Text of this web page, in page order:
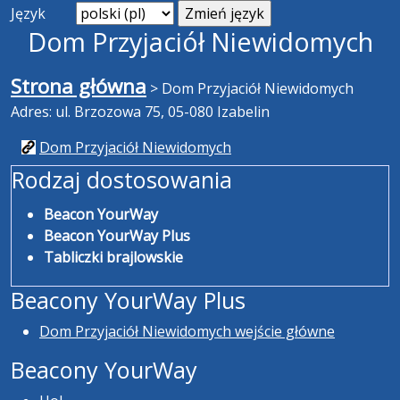
Język
Dom Przyjaciół Niewidomych
Strona główna > Dom Przyjaciół Niewidomych
Adres: ul. Brzozowa 75, 05-080 Izabelin
Dom Przyjaciół Niewidomych
Rodzaj dostosowania
Beacon YourWay
Beacon YourWay Plus
Tabliczki brajlowskie
Beacony YourWay Plus
Dom Przyjaciół Niewidomych wejście główne
Beacony YourWay